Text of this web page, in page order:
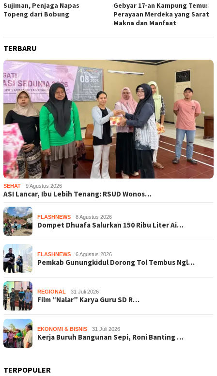
Sujiman, Penjaga Napas
Topeng dari Bobung
Gebyar 17-an Kampung Temu:
Perayaan Merdeka yang Sarat
Makna dan Manfaat
TERBARU
SEHAT 9 Agustus 2026
ASI Lancar, Ibu Lebih Tenang: RSUD Wonos…
FLASHNEWS 8 Agustus 2026
Dompet Dhuafa Salurkan 150 Ribu Liter Ai…
FLASHNEWS 6 Agustus 2026
Pemkab Gunungkidul Dorong Tol Tembus Ngl…
REGIONAL 31 Juli 2026
Film “Nalar” Karya Guru SD R…
EKONOMI & BISNIS 31 Juli 2026
Kerja Buruh Bangunan Sepi, Roni Banting …
TERPOPULER